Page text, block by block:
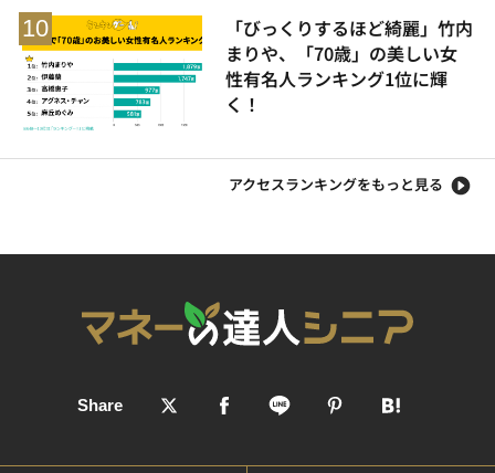
「びっくりするほど綺麗」竹内
まりや、「70歳」の美しい女
性有名人ランキング1位に輝
く！
アクセスランキングをもっと見る